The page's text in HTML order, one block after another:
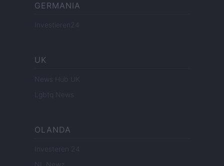
GERMANIA
Investieren24
UK
News Hub UK
Lgbtq News
OLANDA
Investeren 24